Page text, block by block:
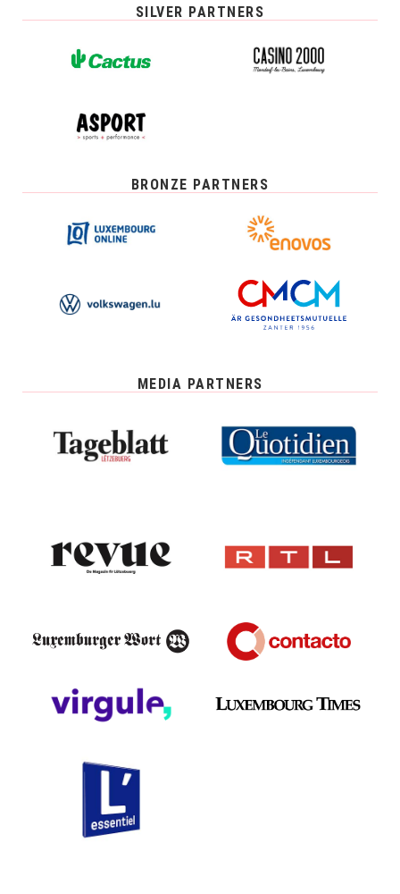
SILVER PARTNERS
BRONZE PARTNERS
MEDIA PARTNERS